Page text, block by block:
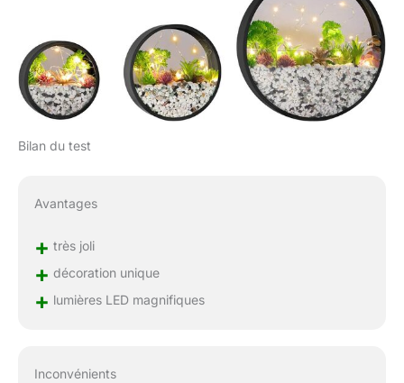
Bilan du test
Avantages
+ très joli
+ décoration unique
+ lumières LED magnifiques
Inconvénients